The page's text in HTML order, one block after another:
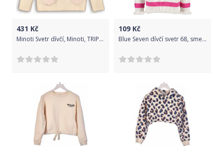
431 Kč
Minoti Svetr dívčí, Minoti, TRIP 2, béžová
109 Kč
Blue Seven dívčí svetr 68, smetanová